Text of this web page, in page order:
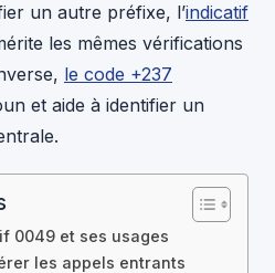
un autre préfixe, l’indicatif
les mêmes vérifications
le code +237
et aide à identifier un
0049 et ses usages
les appels entrants